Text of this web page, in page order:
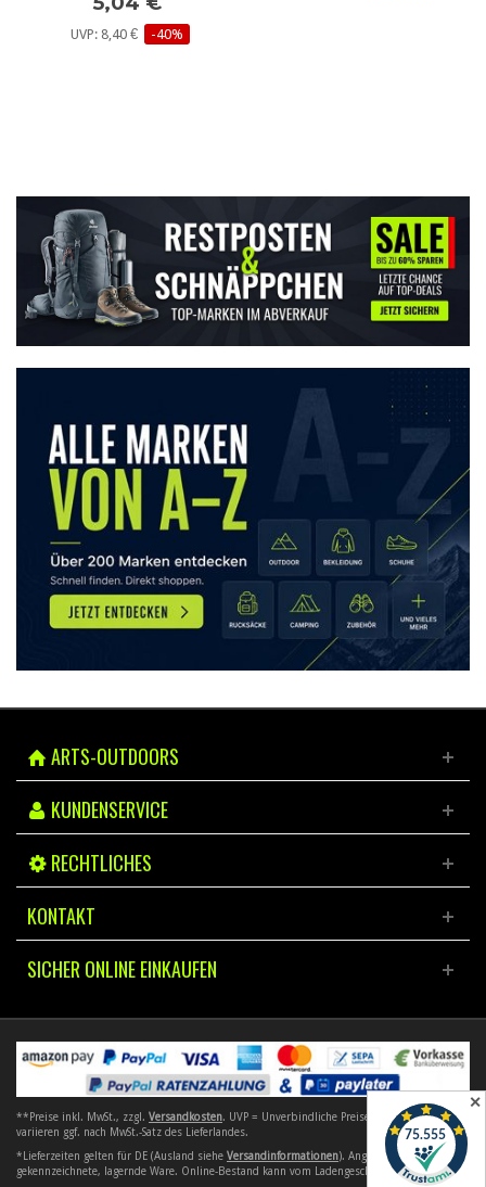
ARTS-OUTDOORS
KUNDENSERVICE
RECHTLICHES
KONTAKT
SICHER ONLINE EINKAUFEN
**Preise inkl. MwSt., zzgl. Versandkosten. UVP = Unverbindliche Preisempfehlung. Preise
variieren ggf. nach MwSt.-Satz des Lieferlandes.
*Lieferzeiten gelten für DE (Ausland siehe Versandinformationen). Angebote gelten nur für
gekennzeichnete, lagernde Ware. Online-Bestand kann vom Ladengeschäft abweichen.
✕